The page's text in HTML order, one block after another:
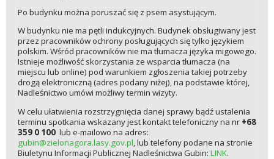
Po budynku można poruszać się z psem asystującym.
W budynku nie ma pętli indukcyjnych. Budynek obsługiwany jest
przez pracowników ochrony posługujących się tylko językiem
polskim. Wśród pracowników nie ma tłumacza języka migowego.
Istnieje możliwość skorzystania ze wsparcia tłumacza (na
miejscu lub online) pod warunkiem zgłoszenia takiej potrzeby
drogą elektroniczną (adres podany niżej), na podstawie której,
Nadleśnictwo umówi możliwy termin wizyty.
W celu ułatwienia rozstrzygnięcia danej sprawy bądź ustalenia
terminu spotkania wskazany jest kontakt telefoniczny na nr +68
359 0 100lub e-mailowo na adres:
gubin@zielonagora.lasy.gov.pl, lub telefony podane na stronie
Biuletynu Informacji Publicznej Nadleśnictwa Gubin: LINK.